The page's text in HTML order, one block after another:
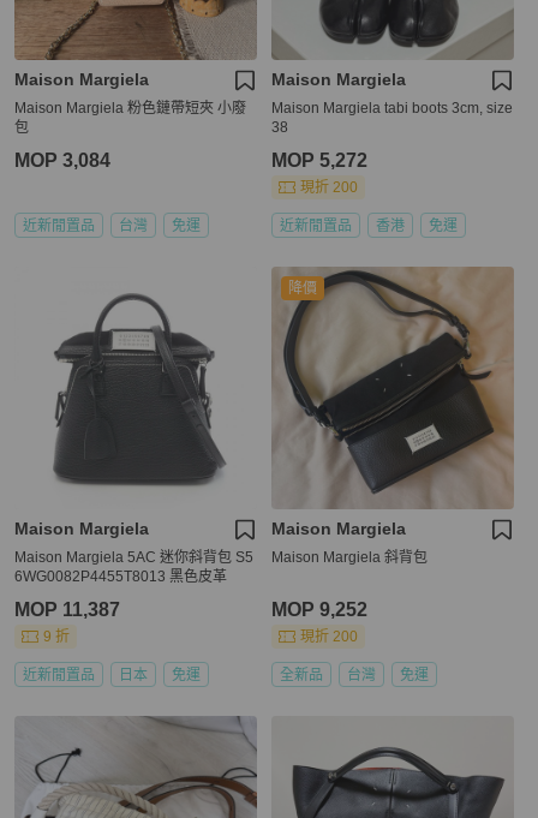
Maison Margiela
Maison Margiela 粉色鏈帶短夾 小廢
包
MOP 3,084
近新閒置品 台灣 免運
Maison Margiela
Maison Margiela tabi boots 3cm, size
38
MOP 5,272
現折 200
近新閒置品 香港 免運
Maison Margiela
Maison Margiela 5AC 迷你斜背包 S5
6WG0082P4455T8013 黑色皮革
MOP 11,387
9 折
近新閒置品 日本 免運
降價
Maison Margiela
Maison Margiela 斜背包
MOP 9,252
現折 200
全新品 台灣 免運